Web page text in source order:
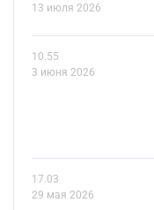
13 июля 2026
10.55
3 июня 2026
17.03
29 мая 2026